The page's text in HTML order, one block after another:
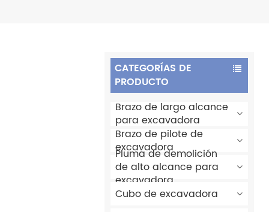
CATEGORÍAS DE
PRODUCTO
Brazo de largo alcance
para excavadora
Brazo de pilote de
excavadora
Pluma de demolición
de alto alcance para
excavadora
Cubo de excavadora